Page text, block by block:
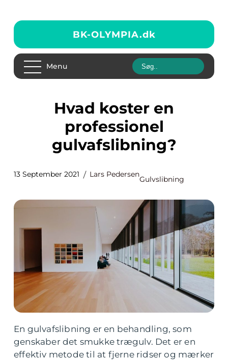
BK-OLYMPIA.dk
Menu
Hvad koster en
professionel
gulvafslibning?
13 September 2021 Lars Pedersen
Gulvslibning
En gulvafslibning er en behandling, som
genskaber det smukke trægulv. Det er en
effektiv metode til at fjerne ridser og mærker